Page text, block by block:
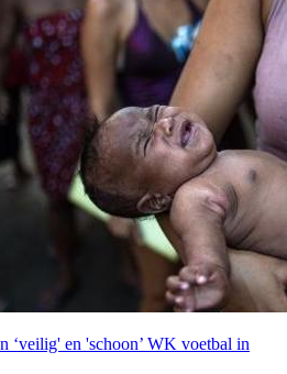
‘veilig' en 'schoon’ WK voetbal in